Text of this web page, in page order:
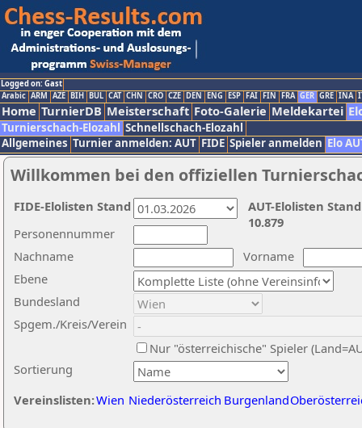
Logged on: Gast
Arabic ARM AZE BIH BUL CAT CHN CRO CZE DEN ENG ESP FAI FIN FRA GER GRE INA
Home TurnierDB Meisterschaft Foto-Galerie Meldekartei
Turnierschach-Elozahl Schnellschach-Elozahl
Allgemeines Turnier anmelden: AUT FIDE Spieler anmelden Elo
Willkommen bei den offiziellen
Nachname
Vorname
Ebene
Sortierung
Personennummer
Bundesland
Spgem./Kreis/Verein
Nur "österreichische" Spieler
Vereinslisten:Wien Niederösterreich Burgenland
AUT-Elolisten
10.879
FIDE-Elolisten Stand